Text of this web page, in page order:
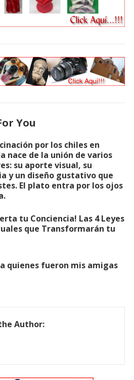
You
por los chiles en
nace de la unión de varios
su aporte visual, su
y un diseño gustativo que
El plato entra por los ojos
tu Conciencia! Las 4 Leyes
que Transformarán tu
quienes fueron mis amigas
Author: